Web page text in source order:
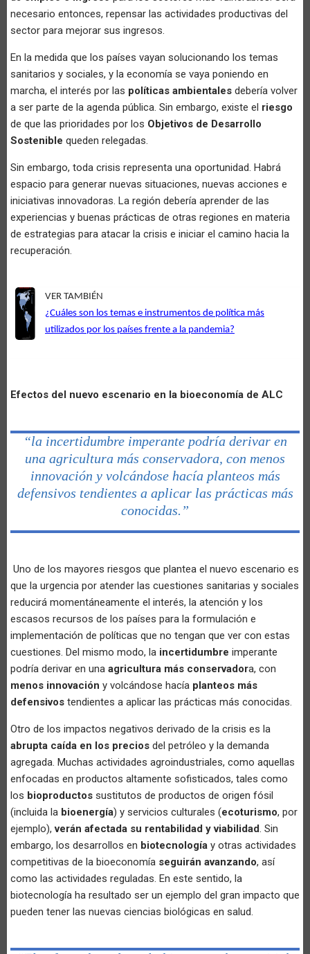
necesario entonces, repensar las actividades productivas del
sector para mejorar sus ingresos.
En la medida que los países vayan solucionando los temas
sanitarios y sociales, y la economía se vaya poniendo en
marcha, el interés por las políticas ambientales debería volver
a ser parte de la agenda pública. Sin embargo, existe el riesgo
de que las prioridades por los Objetivos de Desarrollo
Sostenible queden relegadas.
Sin embargo, toda crisis representa una oportunidad. Habrá
espacio para generar nuevas situaciones, nuevas acciones e
iniciativas innovadoras. La región debería aprender de las
experiencias y buenas prácticas de otras regiones en materia
de estrategias para atacar la crisis e iniciar el camino hacia la
recuperación.
VER TAMBIÉN
¿Cuáles son los temas e instrumentos de política más
utilizados por los países frente a la pandemia?
Efectos del nuevo escenario en la bioeconomía de ALC
“la incertidumbre imperante podría derivar en
una agricultura más conservadora, con menos
innovación y volcándose hacía planteos más
defensivos tendientes a aplicar las prácticas más
conocidas.”
Uno de los mayores riesgos que plantea el nuevo escenario es
que la urgencia por atender las cuestiones sanitarias y sociales
reducirá momentáneamente el interés, la atención y los
escasos recursos de los países para la formulación e
implementación de políticas que no tengan que ver con estas
cuestiones. Del mismo modo, la incertidumbre imperante
podría derivar en una agricultura más conservadora, con
menos innovación y volcándose hacía planteos más
defensivos tendientes a aplicar las prácticas más conocidas.
Otro de los impactos negativos derivado de la crisis es la
abrupta caída en los precios del petróleo y la demanda
agregada. Muchas actividades agroindustriales, como aquellas
enfocadas en productos altamente sofisticados, tales como
los bioproductos sustitutos de productos de origen fósil
(incluida la bioenergía) y servicios culturales (ecoturismo, por
ejemplo),verán afectada su rentabilidad y viabilidad. Sin
embargo, los desarrollos en biotecnología y otras actividades
competitivas de la bioeconomía seguirán avanzando, así
como las actividades reguladas. En este sentido, la
biotecnología ha resultado ser un ejemplo del gran impacto que
pueden tener las nuevas ciencias biológicas en salud.